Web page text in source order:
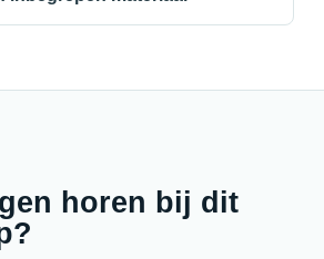
horen bij dit